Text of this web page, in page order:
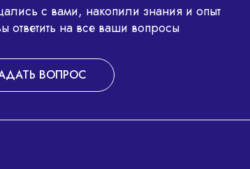
с вами, накопили знания и опыт
ответить на все ваши вопросы
ВОПРОС